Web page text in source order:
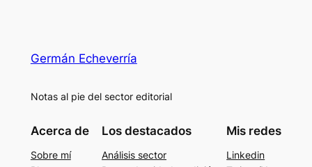
Germán Echeverría
Notas al pie del sector editorial
Acerca de
Sobre mí
Los destacados
Análisis sector
Mis redes
Linkedin